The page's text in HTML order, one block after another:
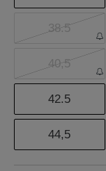
38.5
40,5
42.5
44,5